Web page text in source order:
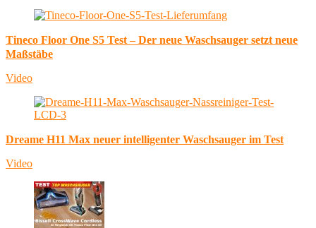
Tineco Floor One S5 Test – Der neue Waschsauger setzt neue
Maßstäbe
Video
Dreame H11 Max neuer intelligenter Waschsauger im Test
Video